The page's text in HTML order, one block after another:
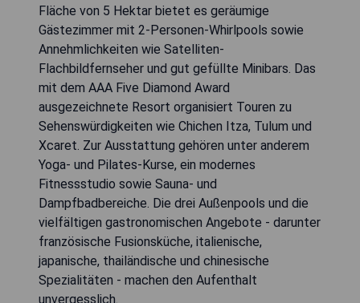
Fläche von 5 Hektar bietet es geräumige
Gästezimmer mit 2-Personen-Whirlpools sowie
Annehmlichkeiten wie Satelliten-
Flachbildfernseher und gut gefüllte Minibars. Das
mit dem AAA Five Diamond Award
ausgezeichnete Resort organisiert Touren zu
Sehenswürdigkeiten wie Chichen Itza, Tulum und
Xcaret. Zur Ausstattung gehören unter anderem
Yoga- und Pilates-Kurse, ein modernes
Fitnessstudio sowie Sauna- und
Dampfbadbereiche. Die drei Außenpools und die
vielfältigen gastronomischen Angebote - darunter
französische Fusionsküche, italienische,
japanische, thailändische und chinesische
Spezialitäten - machen den Aufenthalt
unvergesslich.